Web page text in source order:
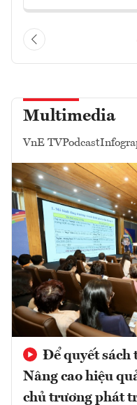
Multimedia
VnE TVPodcast
Để quyết sách
Nâng cao hiệu
chủ trương phát